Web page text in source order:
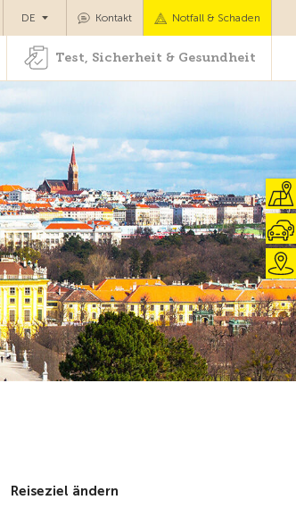
Test, Sicherheit & Gesundheit
Kontakt Notfall & Schaden
DE
Test, Sicherheit & Gesundheit
Reiseziel ändern